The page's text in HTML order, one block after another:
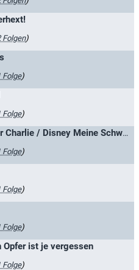
Folgen)
Folge)
Folge)
Meine Schwester Charlie / Disney Meine Schwester Charlie
Folge)
Folge)
Folge)
Opfer ist je vergessen
Folge)